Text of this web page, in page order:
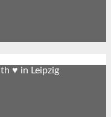
♥ in Leipzig